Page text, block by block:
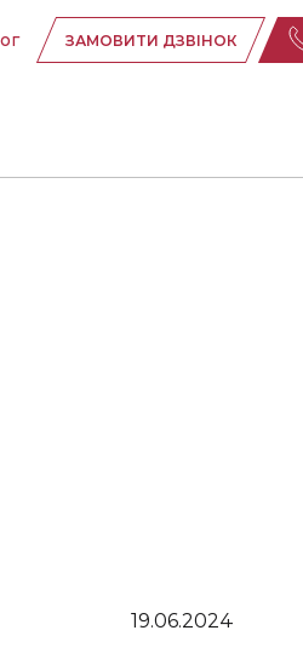
ЗАМОВИТИ ДЗВІНОК
19.06.2024